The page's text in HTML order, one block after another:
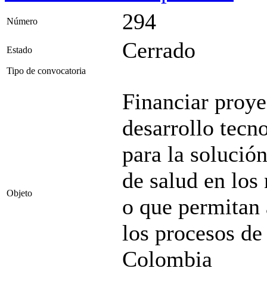
Número 294
Estado Cerrado
Tipo de convocatoria
Objeto
Financiar
desarrollo
para la
de salud en
o que
los procesos
Colombia